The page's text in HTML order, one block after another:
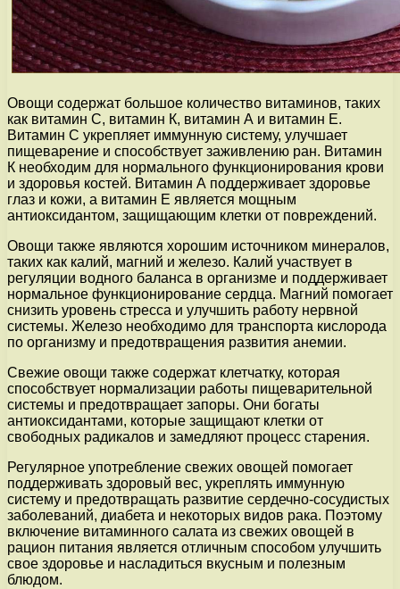
Овощи содержат большое количество витаминов, таких
как витамин С, витамин К, витамин А и витамин Е.
Витамин С укрепляет иммунную систему, улучшает
пищеварение и способствует заживлению ран. Витамин
К необходим для нормального функционирования крови
и здоровья костей. Витамин А поддерживает здоровье
глаз и кожи, а витамин Е является мощным
антиоксидантом, защищающим клетки от повреждений.
Овощи также являются хорошим источником минералов,
таких как калий, магний и железо. Калий участвует в
регуляции водного баланса в организме и поддерживает
нормальное функционирование сердца. Магний помогает
снизить уровень стресса и улучшить работу нервной
системы. Железо необходимо для транспорта кислорода
по организму и предотвращения развития анемии.
Свежие овощи также содержат клетчатку, которая
способствует нормализации работы пищеварительной
системы и предотвращает запоры. Они богаты
антиоксидантами, которые защищают клетки от
свободных радикалов и замедляют процесс старения.
Регулярное употребление свежих овощей помогает
поддерживать здоровый вес, укреплять иммунную
систему и предотвращать развитие сердечно-сосудистых
заболеваний, диабета и некоторых видов рака. Поэтому
включение витаминного салата из свежих овощей в
рацион питания является отличным способом улучшить
свое здоровье и насладиться вкусным и полезным
блюдом.